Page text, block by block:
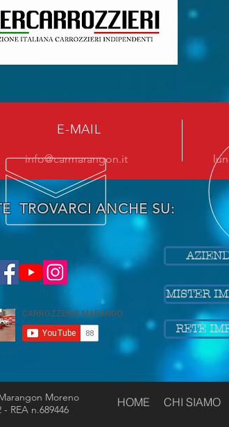
E-MAIL
info@carmarangon.it
TROVARCI ANCHE SU:
MISTER
RETE
Moreno
- REA n.689446
HOME CHI SIAMO